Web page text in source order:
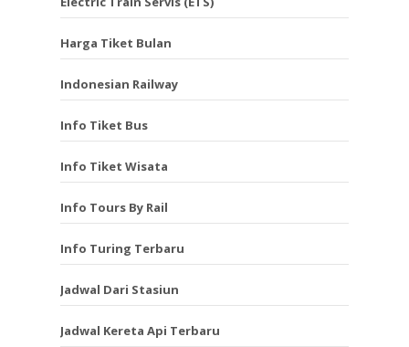
Harga Tiket Bulan
Indonesian Railway
Info Tiket Bus
Info Tiket Wisata
Info Tours By Rail
Info Turing Terbaru
Jadwal Dari Stasiun
Jadwal Kereta Api Terbaru